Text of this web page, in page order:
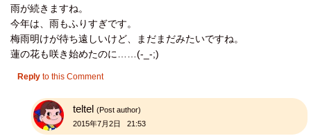
雨が続きますね。
今年は、雨もふりすぎです。
梅雨明けが待ち遠しいけど、まだまだみたいですね。
蓮の花も咲き始めたのに……(-_-;)
Reply to this Comment
teltel (Post author)
2015年7月2日 21:53